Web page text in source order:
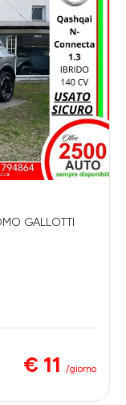
2wd 140cv - PROMO GALLOTTI
€ 11 /giorno